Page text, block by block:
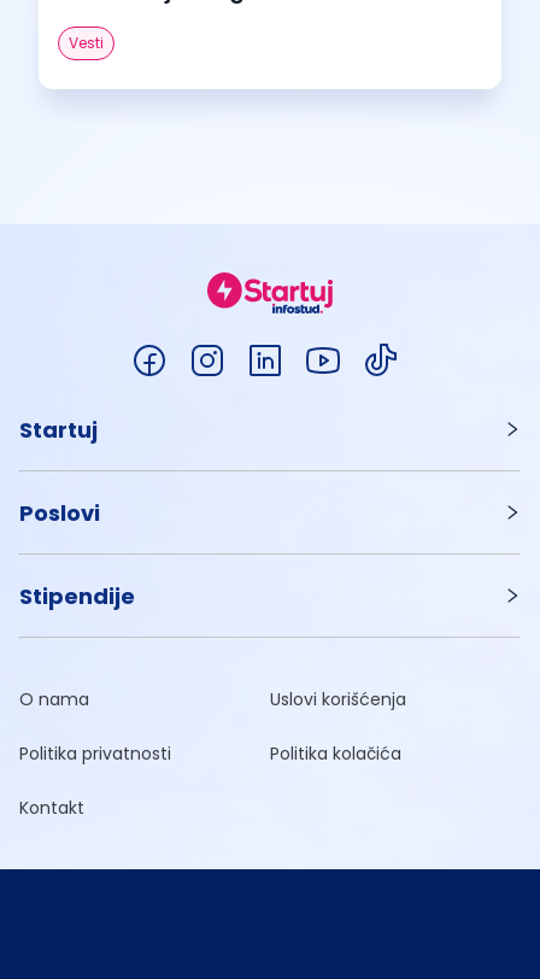
Vesti
Startuj
Poslovi
Stipendije
O nama Uslovi korišćenja
Politika privatnosti Politika kolačića
Kontakt